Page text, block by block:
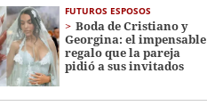
FUTUROS ESPOSOS
Boda de Cristiano y
Georgina: el impensable
regalo que la pareja
pidió a sus invitados